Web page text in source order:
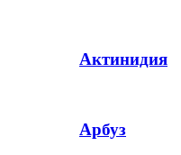
Актинидия
Арбуз